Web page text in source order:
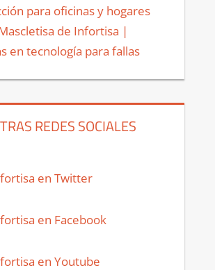
para oficinas y hogares
de Infortisa |
en tecnología para fallas
REDES SOCIALES
en Twitter
en Facebook
en Youtube